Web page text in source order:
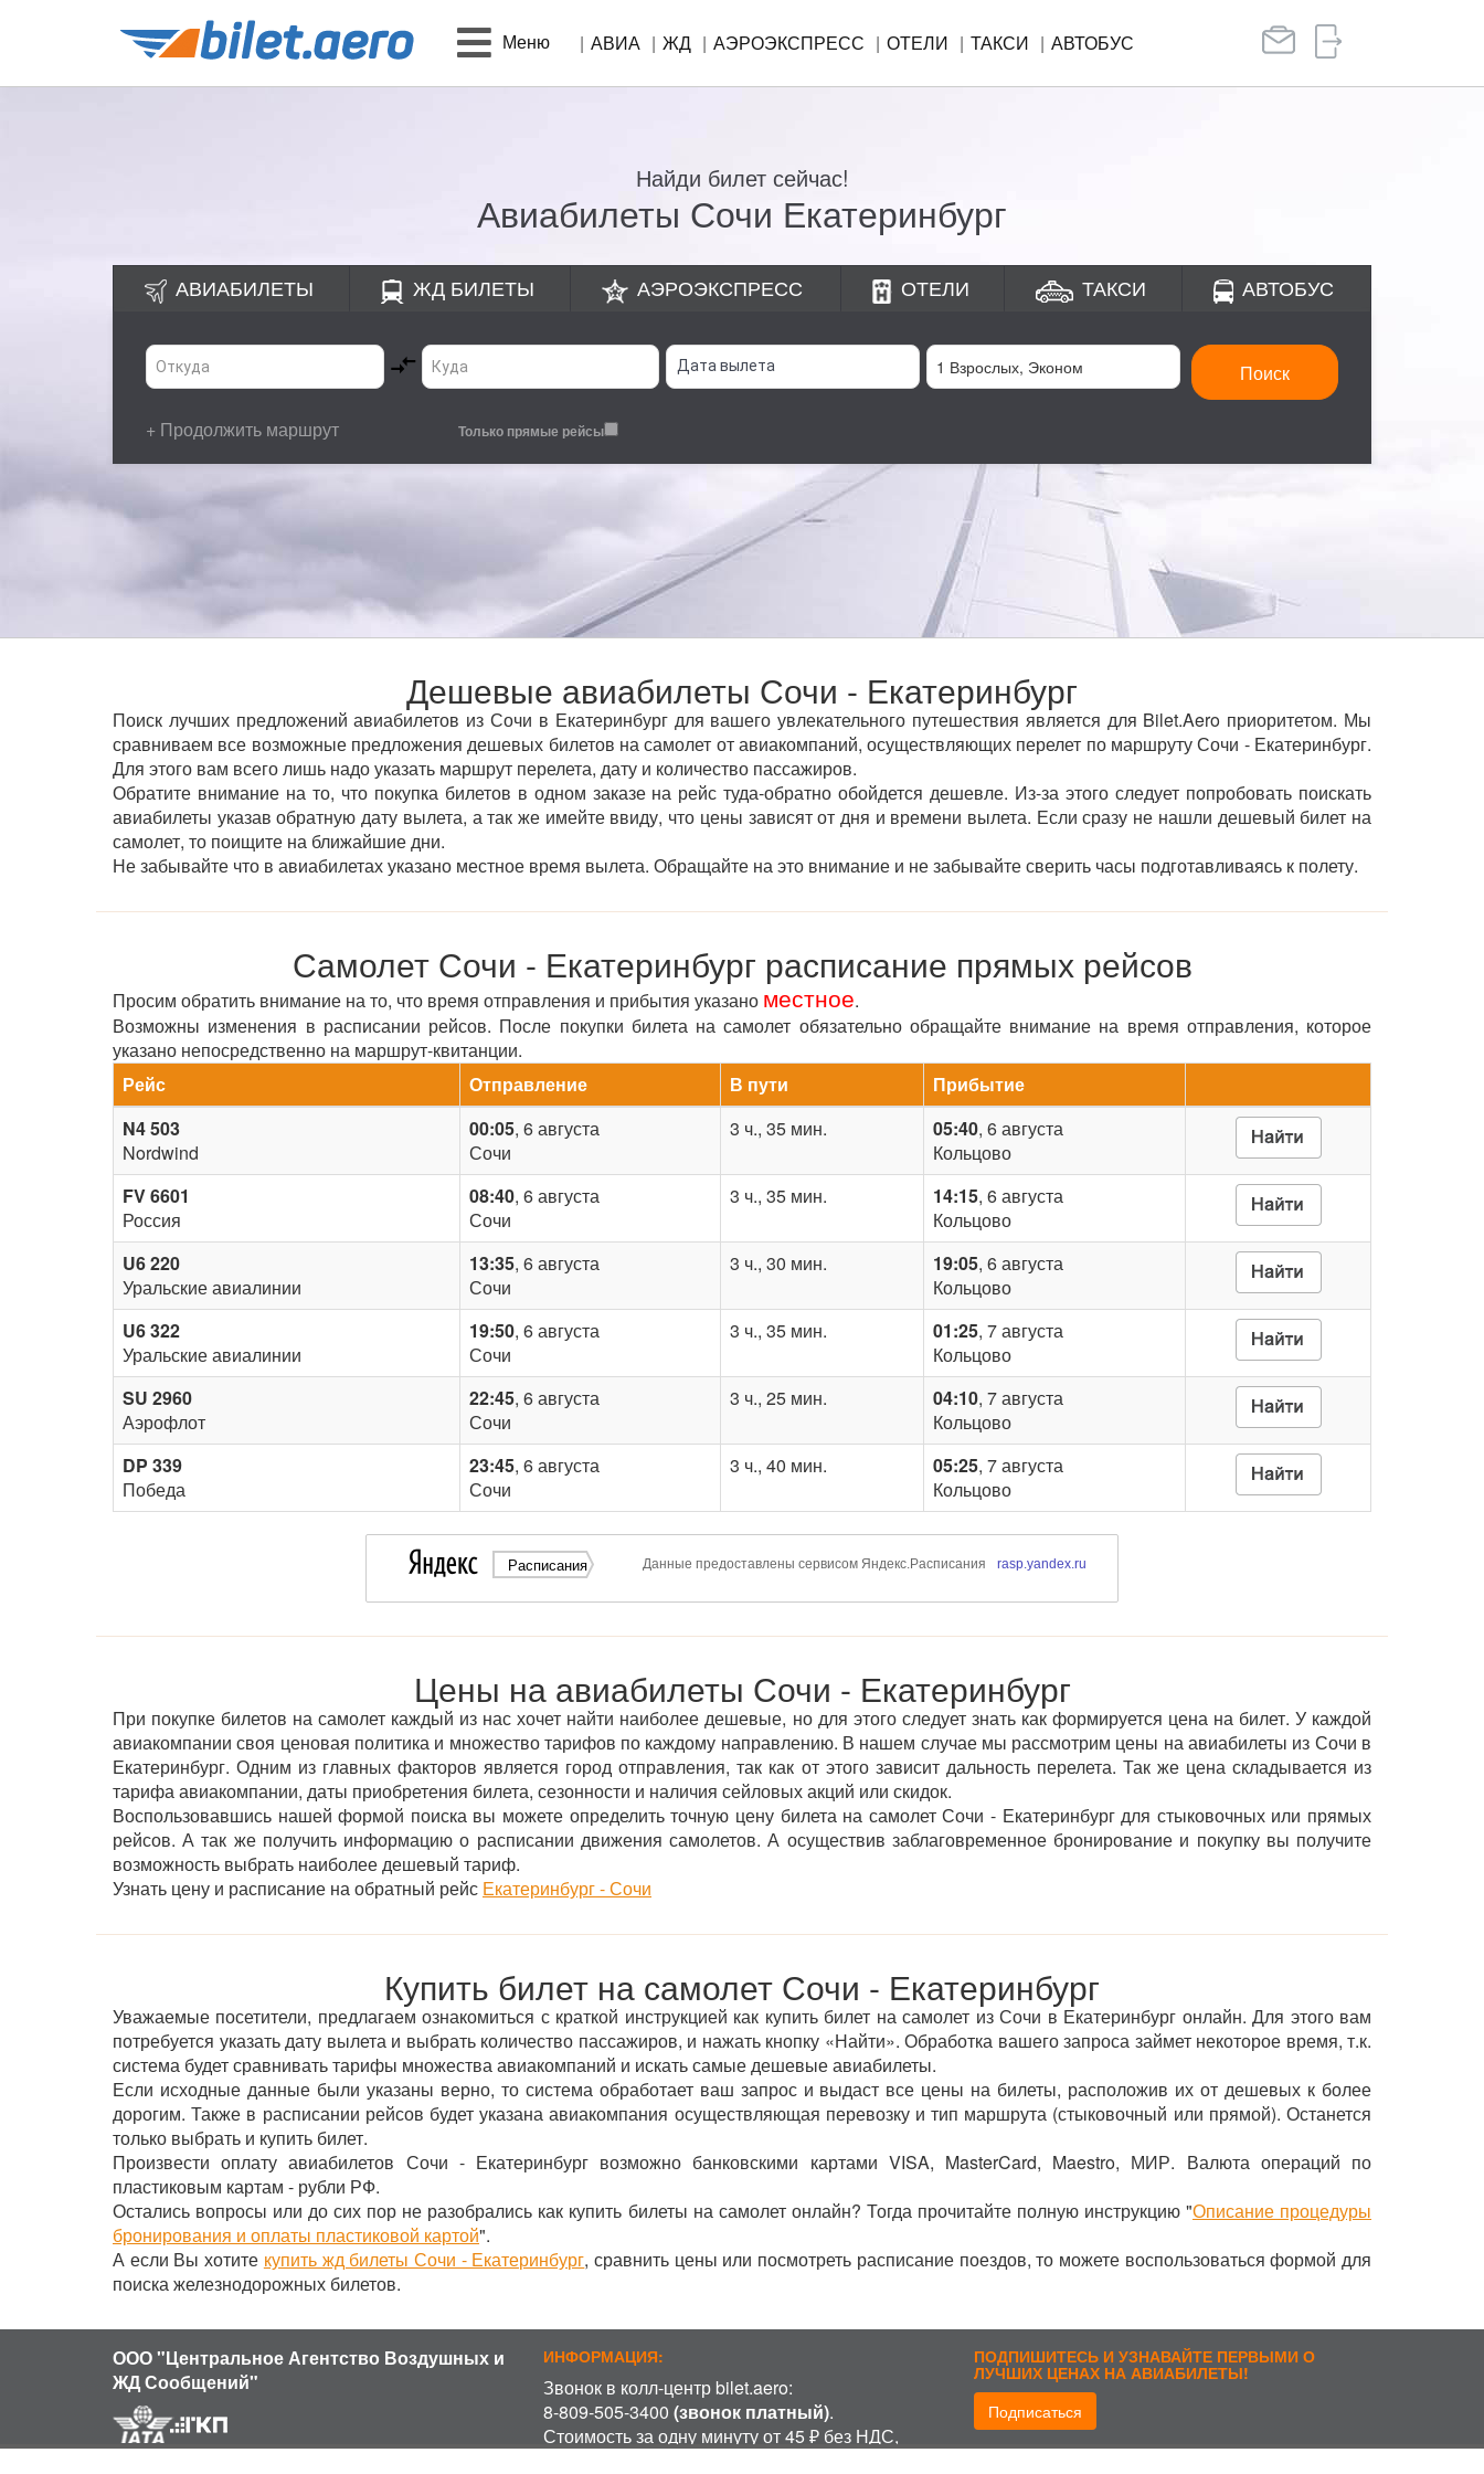
Меню АВИА ЖД АЭРОЭКСПРЕСС ОТЕЛИ ТАКСИ АВТОБУС
Найди билет сейчас!
Авиабилеты Сочи Екатеринбург
АВИАБИЛЕТЫ ЖД БИЛЕТЫ АЭРОЭКСПРЕСС ОТЕЛИ ТАКСИ АВТОБУС
Поиск
+ Продолжить маршрут Только прямые рейсы
Дешевые авиабилеты Сочи - Екатеринбург
Поиск лучших предложений авиабилетов из Сочи в Екатеринбург для вашего увлекательного путешествия является для Bilet.Aero приоритетом. Мы
сравниваем все возможные предложения дешевых билетов на самолет от авиакомпаний, осуществляющих перелет по маршруту Сочи - Екатеринбург.
Для этого вам всего лишь надо указать маршрут перелета, дату и количество пассажиров.
Обратите внимание на то, что покупка билетов в одном заказе на рейс туда-обратно обойдется дешевле. Из-за этого следует попробовать поискать
авиабилеты указав обратную дату вылета, а так же имейте ввиду, что цены зависят от дня и времени вылета. Если сразу не нашли дешевый билет на
самолет, то поищите на ближайшие дни.
Не забывайте что в авиабилетах указано местное время вылета. Обращайте на это внимание и не забывайте сверить часы подготавливаясь к полету.
Самолет Сочи - Екатеринбург расписание прямых рейсов
Просим обратить внимание на то, что время отправления и прибытия указано местное.
Возможны изменения в расписании рейсов. После покупки билета на самолет обязательно обращайте внимание на время отправления, которое
указано непосредственно на маршрут-квитанции.
Рейс
Отправление В пути
Прибытие
N4 503
Nordwind
00:05, 6 августа
Сочи
3 ч., 35 мин. 05:40, 6 августа
Кольцово
FV 6601
Россия
08:40, 6 августа
Сочи
3 ч., 35 мин. 14:15, 6 августа
Кольцово
U6 220
Уральские авиалинии
13:35, 6 августа
Сочи
3 ч., 30 мин. 19:05, 6 августа
Кольцово
U6 322
Уральские авиалинии
19:50, 6 августа
Сочи
3 ч., 35 мин. 01:25, 7 августа
Кольцово
SU 2960
Аэрофлот
22:45, 6 августа
Сочи
3 ч., 25 мин. 04:10, 7 августа
Кольцово
DP 339
Победа
23:45, 6 августа
Сочи
3 ч., 40 мин. 05:25, 7 августа
Кольцово
Расписания Данные предоставлены сервисом Яндекс.Расписания rasp.yandex.ru
Цены на авиабилеты Сочи - Екатеринбург
При покупке билетов на самолет каждый из нас хочет найти наиболее дешевые, но для этого следует знать как формируется цена на билет. У каждой
авиакомпании своя ценовая политика и множество тарифов по каждому направлению. В нашем случае мы рассмотрим цены на авиабилеты из Сочи в
Екатеринбург. Одним из главных факторов является город отправления, так как от этого зависит дальность перелета. Так же цена складывается из
тарифа авиакомпании, даты приобретения билета, сезонности и наличия сейловых акций или скидок.
Воспользовавшись нашей формой поиска вы можете определить точную цену билета на самолет Сочи - Екатеринбург для стыковочных или прямых
рейсов. А так же получить информацию о расписании движения самолетов. А осуществив заблаговременное бронирование и покупку вы получите
возможность выбрать наиболее дешевый тариф.
Узнать цену и расписание на обратный рейс Екатеринбург - Сочи
Купить билет на самолет Сочи - Екатеринбург
Уважаемые посетители, предлагаем ознакомиться с краткой инструкцией как купить билет на самолет из Сочи в Екатеринбург онлайн. Для этого вам
потребуется указать дату вылета и выбрать количество пассажиров, и нажать кнопку «Найти». Обработка вашего запроса займет некоторое время, т.к.
система будет сравнивать тарифы множества авиакомпаний и искать самые дешевые авиабилеты.
Если исходные данные были указаны верно, то система обработает ваш запрос и выдаст все цены на билеты, расположив их от дешевых к более
дорогим. Также в расписании рейсов будет указана авиакомпания осуществляющая перевозку и тип маршрута (стыковочный или прямой). Останется
только выбрать и купить билет.
Произвести оплату авиабилетов Сочи - Екатеринбург возможно банковскими картами VISA, MasterCard, Maestro, МИР. Валюта операций по
пластиковым картам - рубли РФ.
Остались вопросы или до сих пор не разобрались как купить билеты на самолет онлайн? Тогда прочитайте полную инструкцию "Описание процедуры
бронирования и оплаты пластиковой картой".
А если Вы хотите купить жд билеты Сочи - Екатеринбург, сравнить цены или посмотреть расписание поездов, то можете воспользоваться формой для
поиска железнодорожных билетов.
ООО "Центральное Агентство Воздушных и
ЖД Сообщений"
ИНФОРМАЦИЯ:
Звонок в колл-центр bilet.aero:
8-809-505-3400 (звонок платный).
Стоимость за одну минуту от 45 ₽ без НДС,
ПОДПИШИТЕСЬ И УЗНАВАЙТЕ ПЕРВЫМИ О
ЛУЧШИХ ЦЕНАХ НА АВИАБИЛЕТЫ!
Подписаться